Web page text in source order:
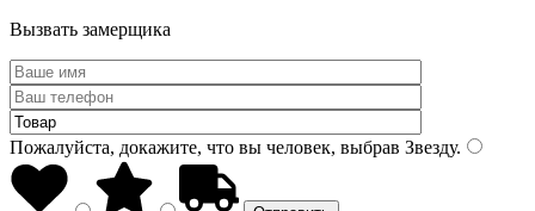
Вызвать замерщика
Пожалуйста, докажите, что вы человек, выбрав Звезду.